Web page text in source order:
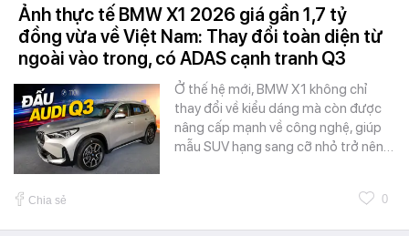
Ảnh thực tế BMW X1 2026 giá gần 1,7 tỷ
đồng vừa về Việt Nam: Thay đổi toàn diện từ
ngoài vào trong, có ADAS cạnh tranh Q3
Ở thế hệ mới, BMW X1 không chỉ
thay đổi về kiểu dáng mà còn được
nâng cấp mạnh về công nghệ, giúp
mẫu SUV hạng sang cỡ nhỏ trở nên…
Chia sẻ 0